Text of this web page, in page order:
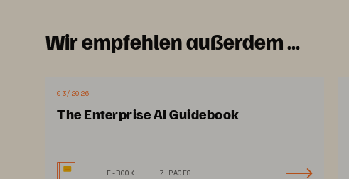
Wir empfehlen außerdem …
03/2026
The Enterprise AI Guidebook
E-BOOK 7 PAGES